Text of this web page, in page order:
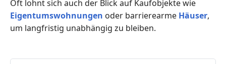
Oft lohnt sich auch der Blick auf Kaufobjekte wie
Eigentumswohnungen oder barrierearme Häuser,
um langfristig unabhängig zu bleiben.